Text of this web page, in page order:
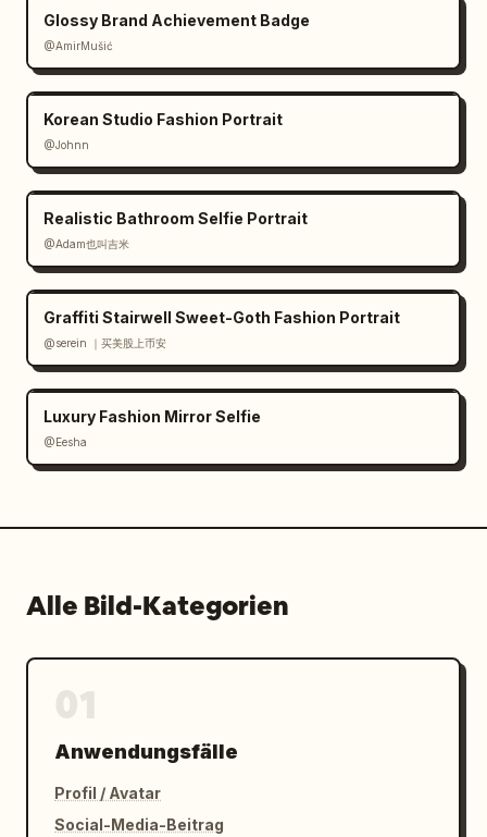
Glossy Brand Achievement Badge
@AmirMušić
Korean Studio Fashion Portrait
@Johnn
Realistic Bathroom Selfie Portrait
@Adam也叫吉米
Graffiti Stairwell Sweet-Goth Fashion Portrait
@serein ｜买美股上币安
Luxury Fashion Mirror Selfie
@Eesha
Alle Bild-Kategorien
Anwendungsfälle
Profil / Avatar
Social-Media-Beitrag